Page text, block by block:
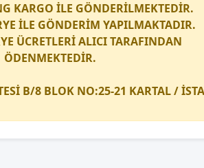
KARGO İLE GÖNDERİLMEKTEDİR.
İLE GÖNDERİM YAPILMAKTADIR.
ÜCRETLERİ ALICI TARAFINDAN
ÖDENMEKTEDİR.
B/8 BLOK NO:25-21 KARTAL /